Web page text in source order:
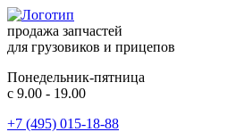
продажа запчастей
для грузовиков и прицепов
Понедельник-пятница
с 9.00 - 19.00
+7 (495) 015-18-88